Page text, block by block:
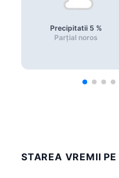
Precipitatii 5 %
Parțial noros
STAREA VREMII